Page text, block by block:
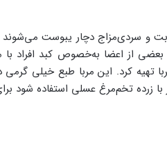
و سردی‌مزاج دچار یبوست می‌شوند
بعضی از اعضا به‌خصوص کبد افراد
تهیه کرد. این مربا طبع خیلی
زرده تخم‌مرغ عسلی استفاده شود